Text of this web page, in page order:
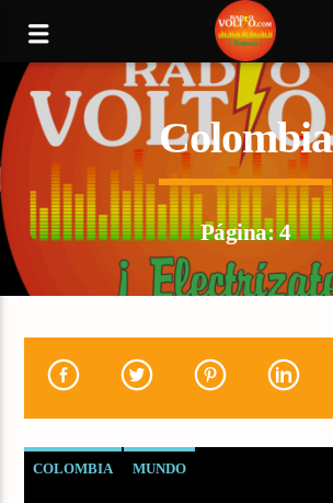
Colombia
Página: 4
COLOMBIA MUNDO